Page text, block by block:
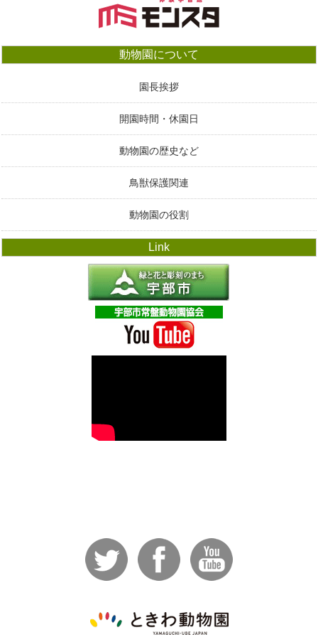
動物園について
園長挨拶
開園時間・休園日
動物園の歴史など
鳥獣保護関連
動物園の役割
Link